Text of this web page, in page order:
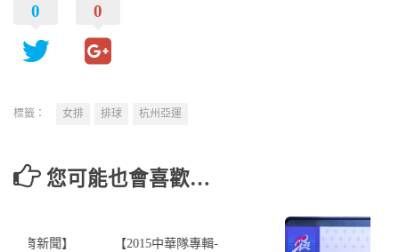
0 0
標籤： 女排 排球 杭州亞運
您可能也會喜歡…
【2015中華隊專輯-
體育新聞】